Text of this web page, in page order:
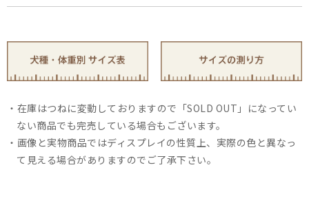
在庫はつねに変動しておりますので「SOLD OUT」になってい
ない商品でも完売している場合もございます。
画像と実物商品ではディスプレイの性質上、実際の色と異なっ
て見える場合がありますのでご了承下さい。